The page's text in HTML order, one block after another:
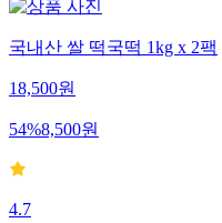
국내산 쌀 떡국떡 1kg x 2팩
18,500원
54%8,500원
4.7